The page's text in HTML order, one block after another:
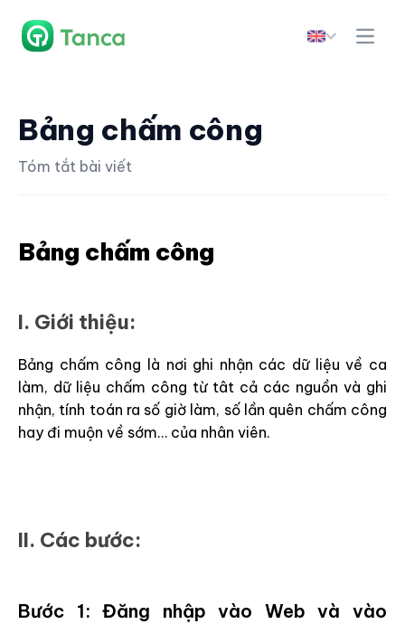
Bảng chấm công
Tóm tắt bài viết
Bảng chấm công
I. Giới thiệu:
Bảng chấm công là nơi ghi nhận các dữ liệu về ca
làm, dữ liệu chấm công từ tât cả các nguồn và ghi
nhận, tính toán ra số giờ làm, số lần quên chấm công
hay đi muộn về sớm… của nhân viên.
II. Các bước:
Bước 1: Đăng nhập vào Web và vào